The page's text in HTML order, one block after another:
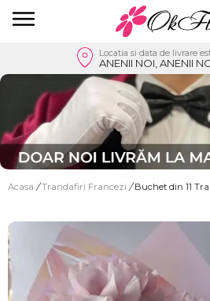
Locatia si data de livrare
ANENII NOI, ANENII
Acasa / Trandafiri Francezi / Buchet din 11